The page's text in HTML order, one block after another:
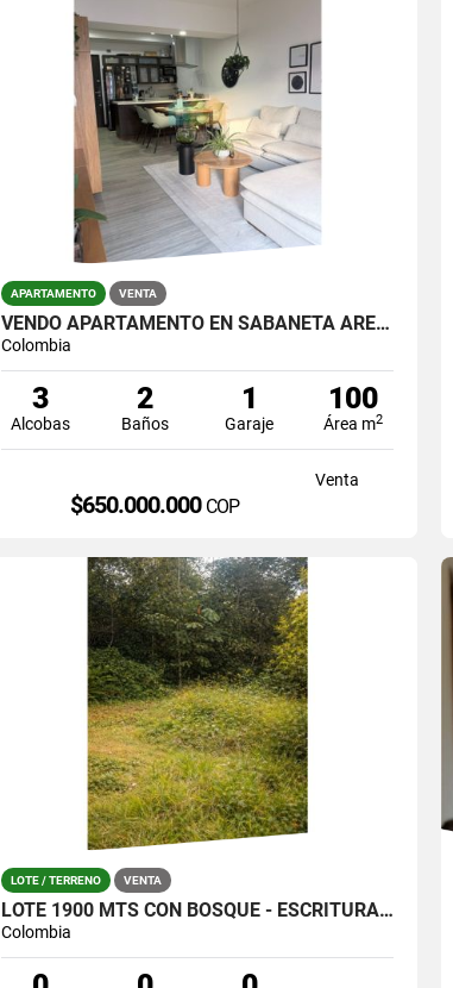
APARTAMENTO VENTA
VENDO APARTAMENTO EN SABANETA ÁREA 100 METROS
Colombia
3
Alcobas
2
Baños
1
Garaje
100
Área m2
Venta
$650.000.000 COP
LOTE / TERRENO VENTA
LOTE 1900 MTS CON BOSQUE - ESCRITURA 100% SANTA ELENA (LA CATALANA)
Colombia